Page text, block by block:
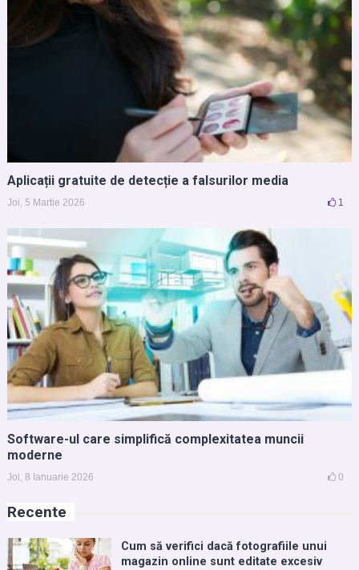
Aplicații gratuite de detecție a falsurilor media
Joi, 5 Martie 2026 1
Software-ul care simplifică complexitatea muncii
moderne
Joi, 8 Ianuarie 2026 0
Recente
Cum să verifici dacă fotografiile unui
magazin online sunt editate excesiv